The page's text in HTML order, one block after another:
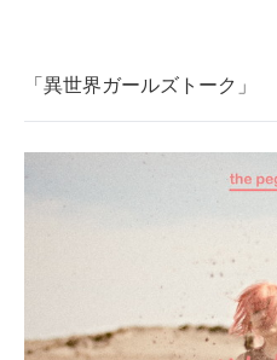
「異世界ガールズトーク」